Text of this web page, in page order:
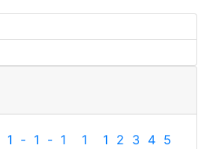
1 - 1 - 1 1 1 2 3 4 5